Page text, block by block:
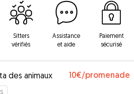
Sitters
vérifiés
Assistance
et aide
Paiement
sécurisé
des animaux 10€/promenade